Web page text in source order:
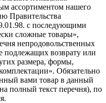
ассортиментом нашего
Правительства
с последующими
сложные товары»,
непродовольственных
подлежащих возврату или
размера, формы,
Обязательно
вами товар в данный
полный текст перечня), по